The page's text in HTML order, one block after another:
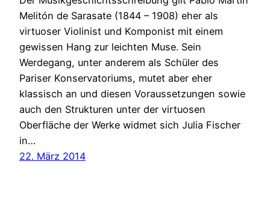
Melitón de Sarasate (1844 – 1908) eher als
virtuoser Violinist und Komponist mit einem
gewissen Hang zur leichten Muse. Sein
Werdegang, unter anderem als Schüler des
Pariser Konservatoriums, mutet aber eher
klassisch an und diesen Voraussetzungen sowie
auch den Strukturen unter der virtuosen
Oberfläche der Werke widmet sich Julia Fischer
in…
22. März 2014